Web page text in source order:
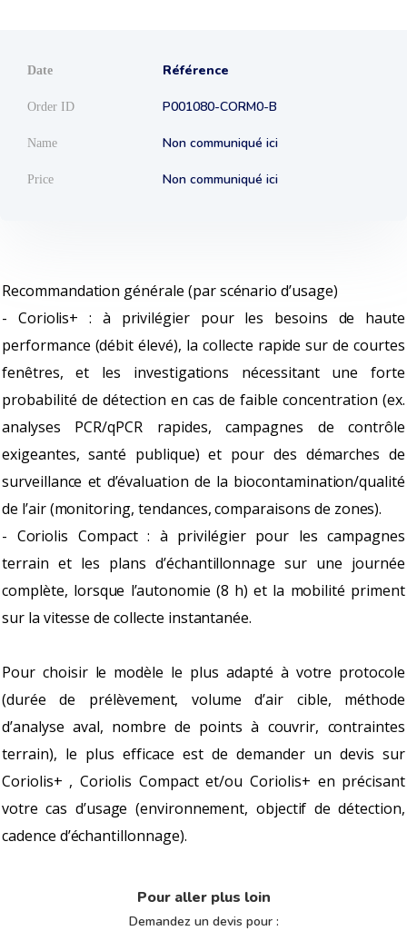
Référence
P001080-CORM0-B
Non communiqué ici
Non communiqué ici
Recommandation générale (par scénario d’usage)
- Coriolis+ : à privilégier pour les besoins de haute
performance (débit élevé), la collecte rapide sur de courtes
fenêtres, et les investigations nécessitant une forte
probabilité de détection en cas de faible concentration (ex.
analyses PCR/qPCR rapides, campagnes de contrôle
exigeantes, santé publique) et pour des démarches de
surveillance et d’évaluation de la biocontamination/qualité
de l’air (monitoring, tendances, comparaisons de zones).
- Coriolis Compact : à privilégier pour les campagnes
terrain et les plans d’échantillonnage sur une journée
complète, lorsque l’autonomie (8 h) et la mobilité priment
sur la vitesse de collecte instantanée.
Pour choisir le modèle le plus adapté à votre protocole
(durée de prélèvement, volume d’air cible, méthode
d’analyse aval, nombre de points à couvrir, contraintes
terrain), le plus efficace est de demander un devis sur
Coriolis+ , Coriolis Compact et/ou Coriolis+ en précisant
votre cas d’usage (environnement, objectif de détection,
cadence d’échantillonnage).
Pour aller plus loin
Demandez un devis pour :